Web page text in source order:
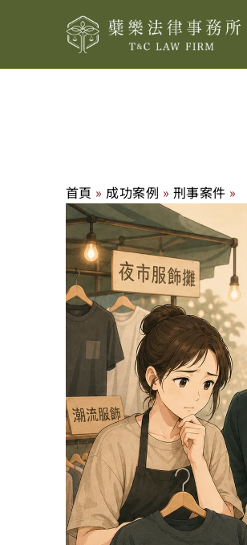
首頁 » 成功案例 » 刑事案件 »